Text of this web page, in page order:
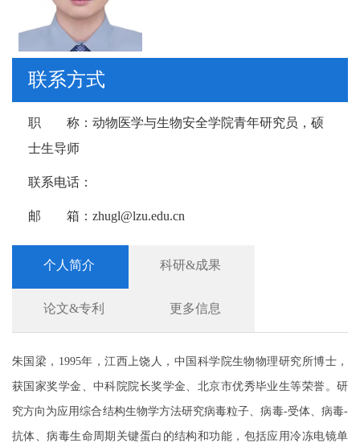
联系方式
职 称： 动物医学与生物安全学院青年研究员，硕
士生导师
联系电话：
邮 箱： zhugl@lzu.edu.cn
个人简介 科研&成果
论文&专利 更多信息
朱国梁， 1995年，江西上饶人，中国科学院生物物理研究所博士，
获国家奖学金、中科院院长奖学金、北京市优秀毕业生等荣誉。研
究方向为应用综合结构生物学方法研究病毒粒子、病毒-受体、病毒-
抗体、病毒生命周期关键蛋白的结构和功能 ，包括应用冷冻电镜单